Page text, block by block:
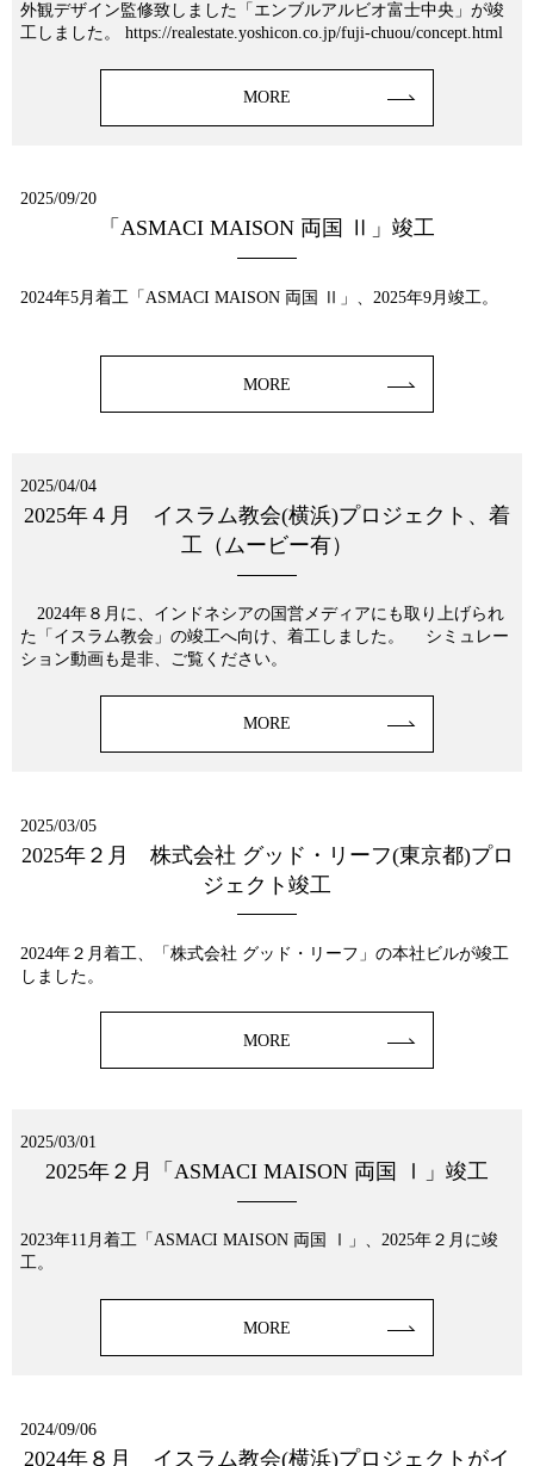
外観デザイン監修致しました「エンブルアルビオ富士中央」が竣
工しました。 https://realestate.yoshicon.co.jp/fuji-chuou/concept.html
MORE
2025/09/20
「ASMACI MAISON 両国 Ⅱ」竣工
2024年5月着工「ASMACI MAISON 両国 Ⅱ」、2025年9月竣工。
MORE
2025/04/04
2025年４月 イスラム教会(横浜)プロジェクト、着
工（ムービー有）
2024年８月に、インドネシアの国営メディアにも取り上げられ
た「イスラム教会」の竣工へ向け、着工しました。 シミュレー
ション動画も是非、ご覧ください。
MORE
2025/03/05
2025年２月 株式会社 グッド・リーフ(東京都)プロ
ジェクト竣工
2024年２月着工、「株式会社 グッド・リーフ」の本社ビルが竣工
しました。
MORE
2025/03/01
2025年２月「ASMACI MAISON 両国 Ⅰ」竣工
2023年11月着工「ASMACI MAISON 両国 Ⅰ」、2025年２月に竣
工。
MORE
2024/09/06
2024年８月 イスラム教会(横浜)プロジェクトがイ